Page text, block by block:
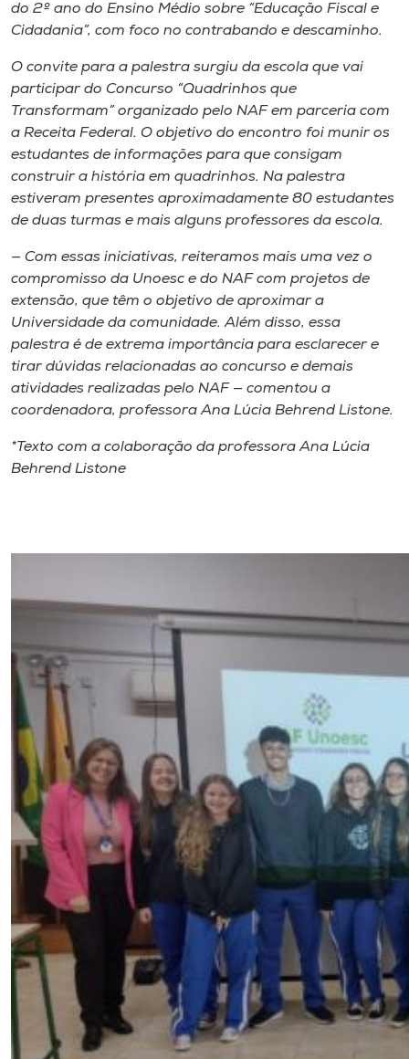
Museu
Unoesc
Store
Selecione
o idioma
A+
A-
do 2º ano do Ensino Médio sobre “Educação Fiscal e
Cidadania”, com foco no contrabando e descaminho.
O convite para a palestra surgiu da escola que vai
participar do Concurso “Quadrinhos que
Transformam” organizado pelo NAF em parceria com
a Receita Federal. O objetivo do encontro foi munir os
estudantes de informações para que consigam
construir a história em quadrinhos. Na palestra
estiveram presentes aproximadamente 80 estudantes
de duas turmas e mais alguns professores da escola.
— Com essas iniciativas, reiteramos mais uma vez o
compromisso da Unoesc e do NAF com projetos de
extensão, que têm o objetivo de aproximar a
Universidade da comunidade. Além disso, essa
palestra é de extrema importância para esclarecer e
tirar dúvidas relacionadas ao concurso e demais
atividades realizadas pelo NAF — comentou a
coordenadora, professora Ana Lúcia Behrend Listone.
*Texto com a colaboração da professoraAna Lúcia
Behrend Listone